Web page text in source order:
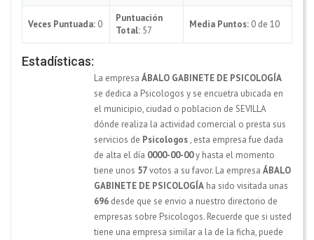
Veces Puntuada: 0
Puntuación
Total: 57
Media Puntos: 0 de 10
Estadísticas:
La empresa ÁBALO GABINETE DE PSICOLOGÍA
se dedica a Psicologos y se encuetra ubicada en
el municipio, ciudad o poblacion de SEVILLA
dónde realiza la actividad comercial o presta sus
servicios de Psicologos, esta empresa fue dada
de alta el día 0000-00-00y hasta el momento
tiene unos 57votos a su favor. La empresa ÁBALO
GABINETE DE PSICOLOGÍA ha sido visitada unas
696 desde que se envio a nuestro directorio de
empresas sobre Psicologos. Recuerde que si usted
tiene una empresa similar a la de la ficha, puede